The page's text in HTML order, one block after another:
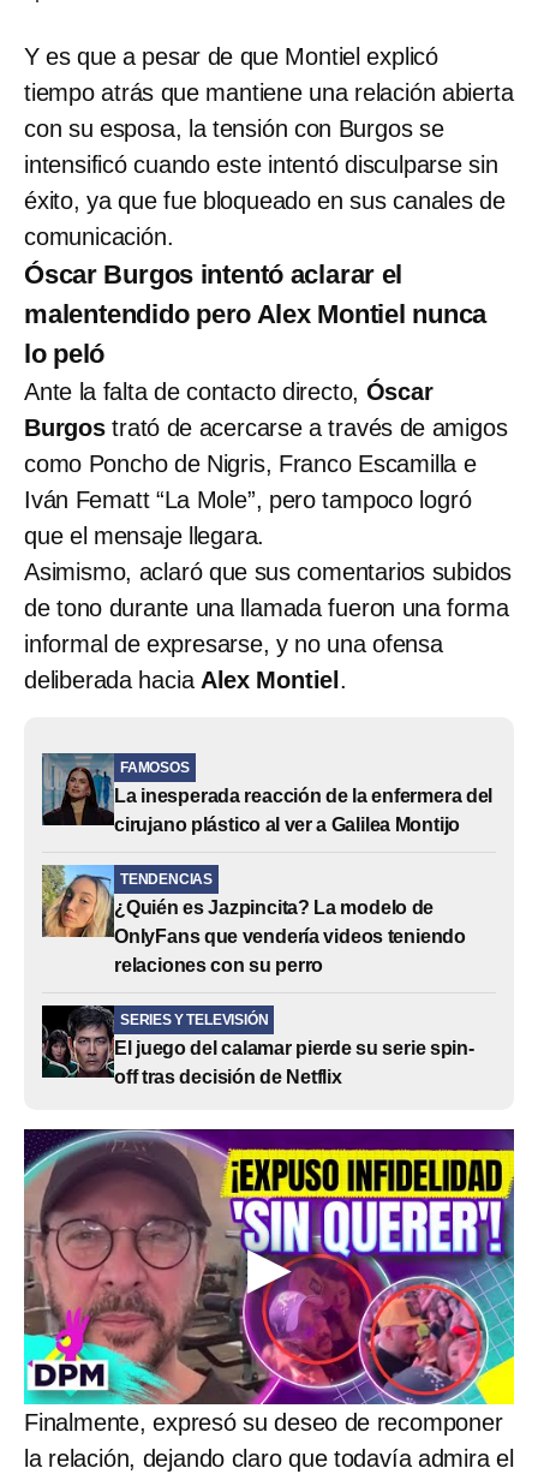
Y es que a pesar de que Montiel explicó
tiempo atrás que mantiene una relación abierta
con su esposa, la tensión con Burgos se
intensificó cuando este intentó disculparse sin
éxito, ya que fue bloqueado en sus canales de
comunicación.
Óscar Burgos intentó aclarar el
malentendido pero Alex Montiel nunca
lo peló
Ante la falta de contacto directo, Óscar
Burgostrató de acercarse a través de amigos
como Poncho de Nigris, Franco Escamilla e
Iván Fematt “La Mole”, pero tampoco logró
que el mensaje llegara.
Asimismo, aclaró que sus comentarios subidos
de tono durante una llamada fueron una forma
informal de expresarse, y no una ofensa
deliberada hacia Alex Montiel .
FAMOSOS
La inesperada reacción de la enfermera del
cirujano plástico al ver a Galilea Montijo
TENDENCIAS
¿Quién es Jazpincita? La modelo de
OnlyFans que vendería videos teniendo
relaciones con su perro
SERIES Y TELEVISIÓN
El juego del calamar pierde su serie spin-
off tras decisión de Netflix
Finalmente, expresó su deseo de recomponer
la relación, dejando claro que todavía admira el